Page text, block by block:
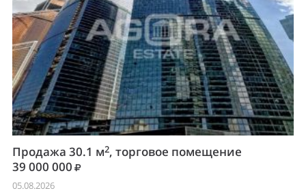
Продажа 30.1 м2, торговое помещение
39 000 000
05.08.2026